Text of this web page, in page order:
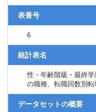
表番号
6
統計表名
性・年齢階級・最終
の職種、転職回数別転
データセットの概要